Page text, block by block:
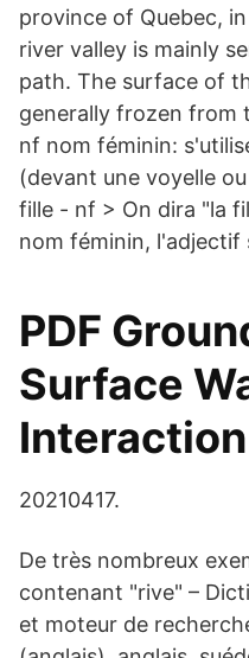
province of Quebec,
river valley is mainly
path. The surface of
generally frozen from
nf nom féminin:
(devant une voyelle
fille - nf > On dira "la
nom féminin, l'adjectif
PDF
Surface
20210417.
De très nombreux
contenant "rive" –
et moteur de